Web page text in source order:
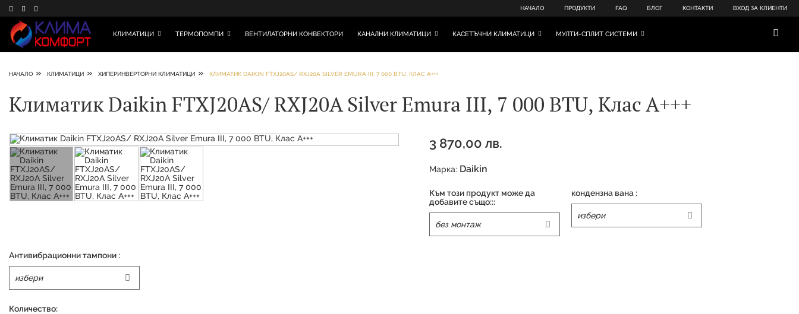
НАЧАЛО ПРОДУКТИ FAQ БЛОГ КОНТАКТИ ВХОД ЗА КЛИЕНТИ
КЛИМАТИЦИ ТЕРМОПОМПИ ВЕНТИЛАТОРНИ КОНВЕКТОРИ КАНАЛНИ КЛИМАТИЦИ КАСЕТЪЧНИ КЛИМАТИЦИ МУЛТИ-СПЛИТ СИСТЕМИ
НАЧАЛО » КЛИМАТИЦИ » ХИПЕРИНВЕРТОРНИ КЛИМАТИЦИ » КЛИМАТИК DAIKIN FTXJ20AS/ RXJ20A SILVER EMURA III, 7 000 BTU, КЛАС А+++
Климатик Daikin FTXJ20AS/ RXJ20A Silver Emura III, 7 000 BTU, Клас А+++
3 870,00 лв.
Марка: Daikin
Към този продукт може да
добавите също:::
кондензна вана :
Антивибрационни тампони :
Количество: